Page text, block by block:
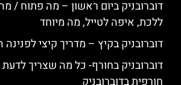
דוברובניק ביום ראשון – מה פתוח /
ללכת, איפה לטייל, מה מיוחד
דוברובניק בקיץ – מדריך קיצי
דוברובניק בחורף- כל מה שצריך
חורפית בדוברובניק